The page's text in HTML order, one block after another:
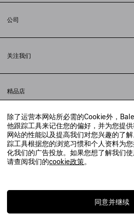
除了运营本网站所必需的Cookie外，
他跟踪工具来记住您的偏好，并为您提
网站的性能以及提高我们对您兴趣的了
踪工具根据您的浏览习惯和个人资料为
化我们的广告投放。如果您想了解我们
请查阅我们的cookie政策。
同意并继续
配送方式
支付
常见问题解答
公司
法律问题
联合国世界粮食计划署
举报平台
关注我们
小红书
精品店
寻找附近的精品店
实时聊天客服
发送邮件
我们将在24小时内给予回复
联系我们：400-610-6018
© 2020 巴黎世家贸易（上海）有限公司